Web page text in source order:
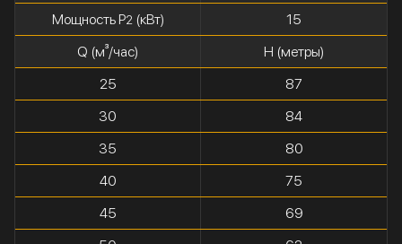
Мощность P2(кВт)
15
Q (м³/час)
H (метры)
25
87
30
84
35
80
40
75
45
69